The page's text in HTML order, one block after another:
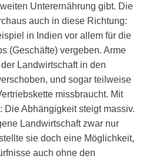
Unterernährung gibt. Die
auch in diese Richtung:
in Indien vor allem für die
(Geschäfte) vergeben. Arme
Landwirtschaft in den
und sogar teilweise
missbraucht. Mit
Abhängigkeit steigt massiv.
Landwirtschaft zwar nur
sie doch eine Möglichkeit,
auch ohne den